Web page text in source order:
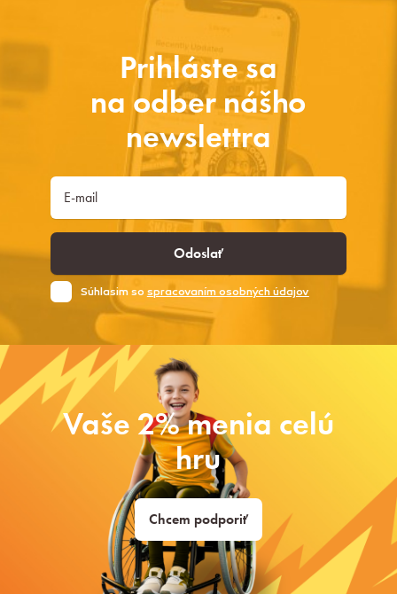
Prihláste sa
na odber nášho
newslettra
Odoslať
Súhlasim so spracovaním osobných údajov
Vaše 2% menia celú
hru
Chcem podporiť